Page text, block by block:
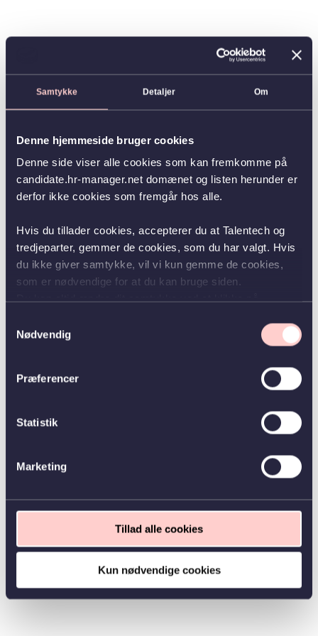
Samtykke Detaljer Om
Denne hjemmeside bruger cookies
Denne side viser alle cookies som kan fremkomme på
candidate.hr-manager.net domænet og listen herunder er
derfor ikke cookies som fremgår hos alle.
Hvis du tillader cookies, accepterer du at Talentech og
tredjeparter, gemmer de cookies, som du har valgt. Hvis
du ikke giver samtykke, vil vi kun gemme de cookies,
som er nødvendige for at du kan bruge siden.
Nødvendig
Præferencer
Statistik
Marketing
Tillad alle cookies
Kun nødvendige cookies